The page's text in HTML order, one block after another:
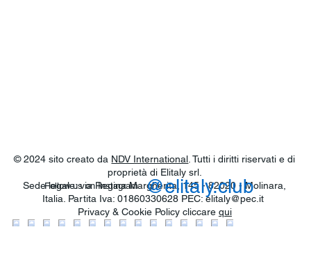
© 2024 sito creato da NDV International . Tutti i diritti riservati e di
proprietà di Elitaly srl.
Sede legale: via Regina Margherita, 145 - 82020 - Molinara,
Italia. Partita Iva: 01860330628 PEC:elitaly@pec.it
Privacy & Cookie Policy cliccare qui
Follow us on Instagram @elitaly.club